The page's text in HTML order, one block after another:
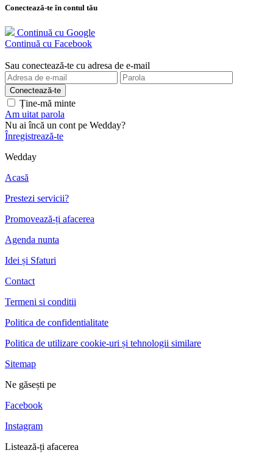
Conectează-te în contul tău
Continuă cu Google
Continuă cu Facebook
Sau conectează-te cu adresa de e-mail
Ține-mă minte
Am uitat parola
Nu ai încă un cont pe Wedday?
Înregistrează-te
Wedday
Acasă
Prestezi servicii?
Promovează-ți afacerea
Agenda nunta
Idei și Sfaturi
Contact
Termeni si conditii
Politica de confidentialitate
Politica de utilizare cookie-uri și tehnologii similare
Sitemap
Ne găsești pe
Facebook
Instagram
Listează-ți afacerea